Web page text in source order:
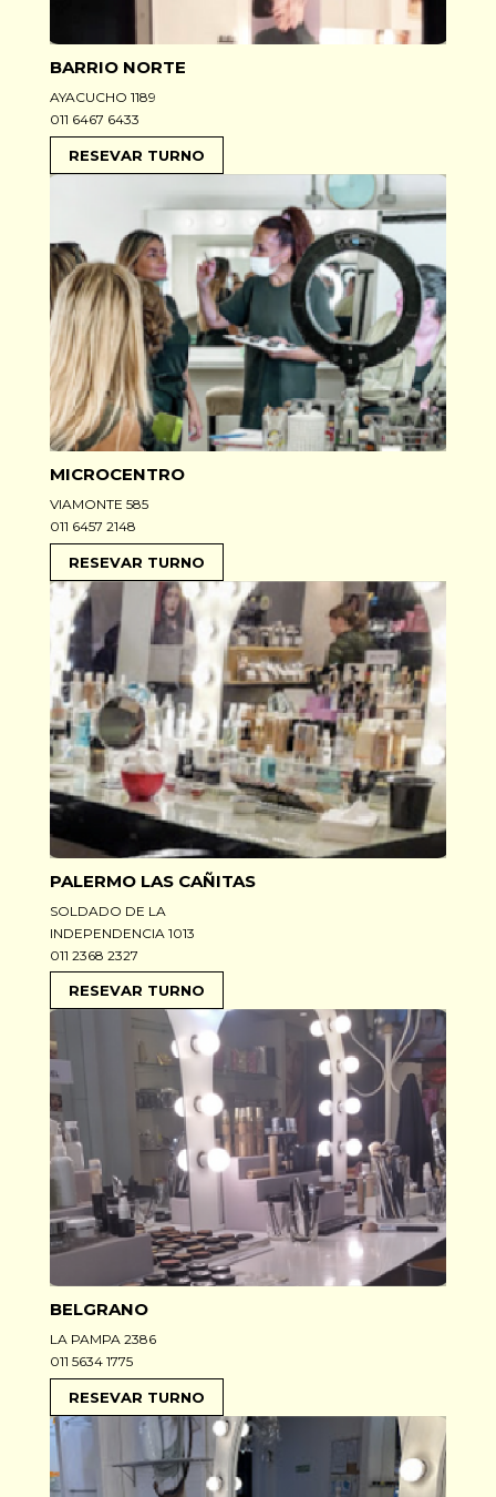
BARRIO NORTE
AYACUCHO 1189
011 6467 6433
RESEVAR TURNO
MICROCENTRO
VIAMONTE 585
011 6457 2148
RESEVAR TURNO
PALERMO LAS CAÑITAS
SOLDADO DE LA
INDEPENDENCIA 1013
011 2368 2327
RESEVAR TURNO
BELGRANO
LA PAMPA 2386
011 5634 1775
RESEVAR TURNO